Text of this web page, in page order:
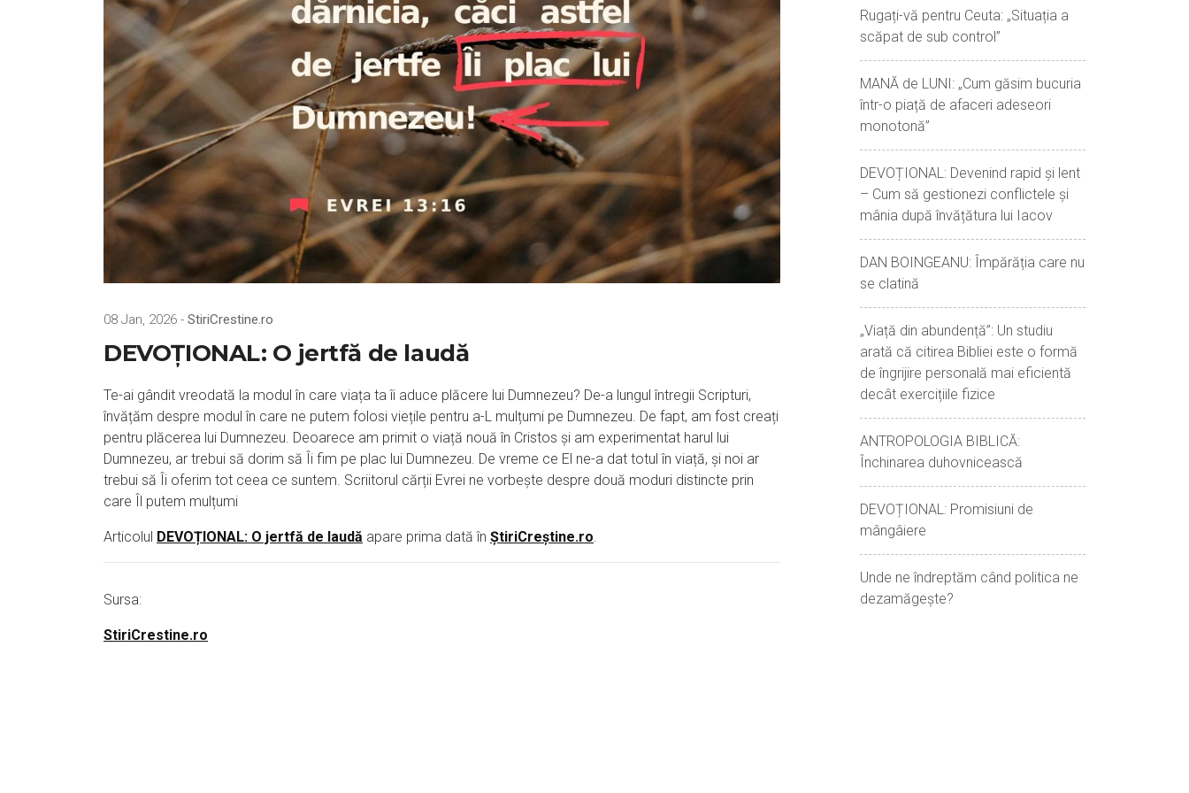
08 Jan, 2026 - StiriCrestine.ro
DEVOȚIONAL: O jertfă de laudă
Te-ai gândit vreodată la modul în care viața ta îi aduce plăcere lui Dumnezeu? De-a lungul întregii Scripturi,
învățăm despre modul în care ne putem folosi viețile pentru a-L mulțumi pe Dumnezeu. De fapt, am fost creați
pentru plăcerea lui Dumnezeu. Deoarece am primit o viață nouă în Cristos și am experimentat harul lui
Dumnezeu, ar trebui să dorim să Îi fim pe plac lui Dumnezeu. De vreme ce El ne-a dat totul în viață, și noi ar
trebui să Îi oferim tot ceea ce suntem. Scriitorul cărții Evrei ne vorbește despre două moduri distincte prin
care Îl putem mulțumi
Articolul DEVOȚIONAL: O jertfă de laudă apare prima dată în ȘtiriCreștine.ro.
Sursa:
StiriCrestine.ro
Rugați-vă pentru Ceuta: „Situația a
scăpat de sub control”
MANĂ de LUNI: „Cum găsim bucuria
într-o piață de afaceri adeseori
monotonă”
DEVOȚIONAL: Devenind rapid și lent
– Cum să gestionezi conflictele și
mânia după învățătura lui Iacov
DAN BOINGEANU: Împărăția care nu
se clatină
„Viață din abundență”: Un studiu
arată că citirea Bibliei este o formă
de îngrijire personală mai eficientă
decât exercițiile fizice
ANTROPOLOGIA BIBLICĂ:
Închinarea duhovnicească
DEVOȚIONAL: Promisiuni de
mângâiere
Unde ne îndreptăm când politica ne
dezamăgește?